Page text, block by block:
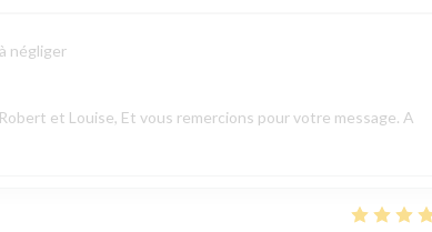
négliger
et Louise, Et vous remercions pour votre message. A